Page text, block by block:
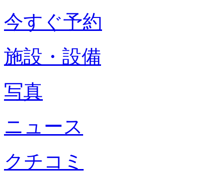
今すぐ予約
施設・設備
写真
ニュース
クチコミ